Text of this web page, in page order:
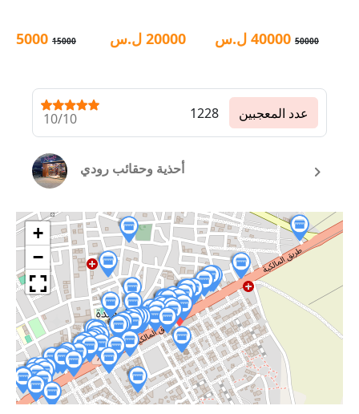
50000
40000 ل.س 20000 ل.س 15000
5000
10/10 1228 عدد المعجبين
أحذية وحقائب رودي
+
−